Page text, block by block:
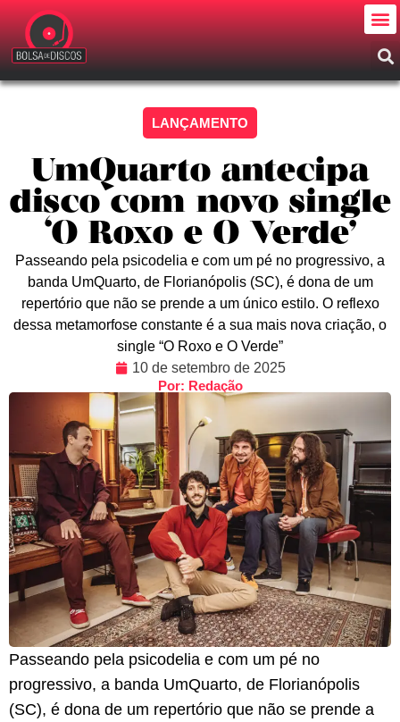
LANÇAMENTO
UmQuarto antecipa
disco com novo single
‘O Roxo e O Verde’
Passeando pela psicodelia e com um pé no progressivo, a
banda UmQuarto, de Florianópolis (SC), é dona de um
repertório que não se prende a um único estilo. O reflexo
dessa metamorfose constante é a sua mais nova criação, o
single “O Roxo e O Verde”
10 de setembro de 2025
Por: Redação
Passeando pela psicodelia e com um pé no
progressivo, a banda UmQuarto, de Florianópolis
(SC), é dona de um repertório que não se prende a